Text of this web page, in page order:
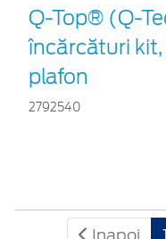
Q-Top® (Q-
încărcături
plafon
2792540
Inapoi 1